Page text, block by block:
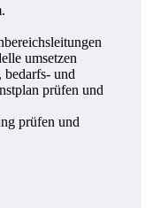
umsetzen
bedarfs- und
prüfen und
prüfen und